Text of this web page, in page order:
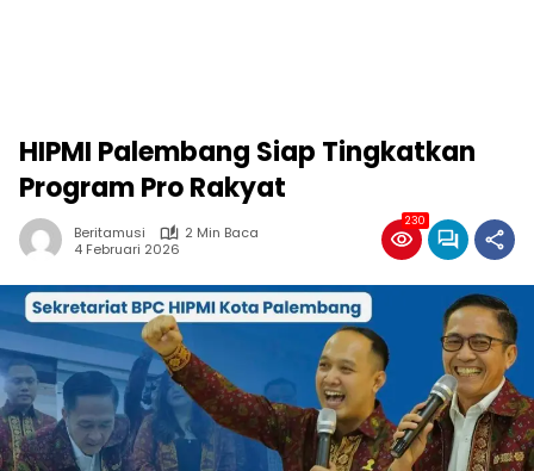
HIPMI Palembang Siap Tingkatkan
Program Pro Rakyat
Beritamusi
2 Min Baca
4 Februari 2026
230